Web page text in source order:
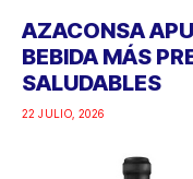
AZACONSA
BEBIDA MÁS
SALUDABLES
22 JULIO, 2026